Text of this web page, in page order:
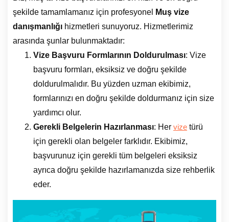
şekilde tamamlamanız için profesyonel
Muş vize
danışmanlığı hizmetleri sunuyoruz. Hizmetlerimiz
arasında şunlar bulunmaktadır:
Vize Başvuru Formlarının Doldurulması: Vize
başvuru formları, eksiksiz ve doğru şekilde
doldurulmalıdır. Bu yüzden uzman ekibimiz,
formlarınızı en doğru şekilde doldurmanız için size
yardımcı olur.
Gerekli Belgelerin Hazırlanması: Her vize türü
için gerekli olan belgeler farklıdır. Ekibimiz,
başvurunuz için gerekli tüm belgeleri eksiksiz
ayrıca doğru şekilde hazırlamanızda size rehberlik
eder.